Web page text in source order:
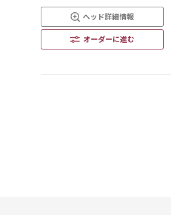
ヘッド詳細情報
オーダーに進む